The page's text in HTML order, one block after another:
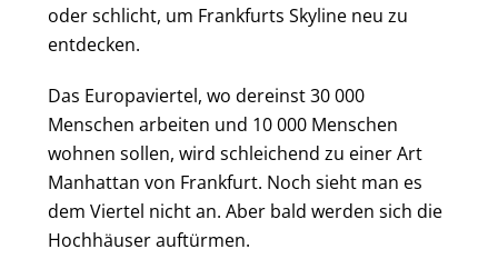
oder schlicht, um Frankfurts Skyline neu zu
entdecken.
Das Europaviertel, wo dereinst 30 000
Menschen arbeiten und 10 000 Menschen
wohnen sollen, wird schleichend zu einer Art
Manhattan von Frankfurt. Noch sieht man es
dem Viertel nicht an. Aber bald werden sich die
Hochhäuser auftürmen.